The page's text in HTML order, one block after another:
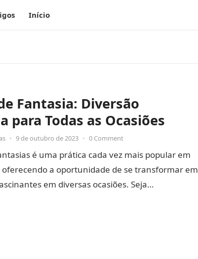
Início
Fantasia: Diversão
para Todas as Ocasiões
• 9 de outubro de 2023 • 0 Comment
é uma prática cada vez mais popular em
a oportunidade de se transformar em
em diversas ocasiões. Seja…